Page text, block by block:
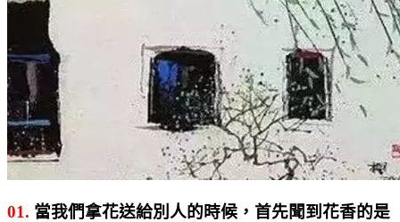
01. 當我們拿花送給別人的時候，首先聞到花香的是